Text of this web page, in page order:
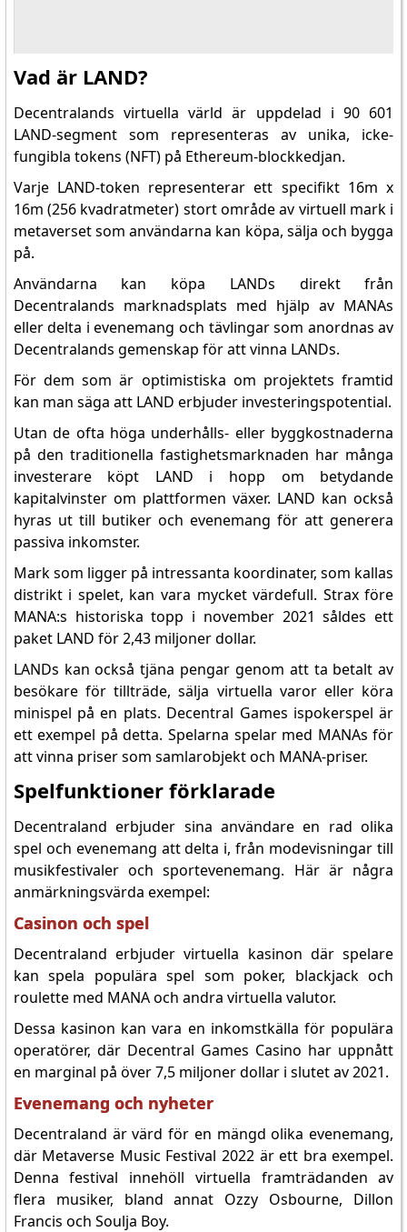
Vad är LAND?
Decentralands virtuella värld är uppdelad i 90 601
LAND-segment som representeras av unika, icke-
fungibla tokens (NFT) på Ethereum-blockkedjan.
Varje LAND-token representerar ett specifikt 16m x
16m (256 kvadratmeter) stort område av virtuell mark i
metaverset som användarna kan köpa, sälja och bygga
på.
Användarna kan köpa LANDs direkt från
Decentralands marknadsplats med hjälp av MANAs
eller delta i evenemang och tävlingar som anordnas av
Decentralands gemenskap för att vinna LANDs.
För dem som är optimistiska om projektets framtid
kan man säga att LAND erbjuder investeringspotential.
Utan de ofta höga underhålls- eller byggkostnaderna
på den traditionella fastighetsmarknaden har många
investerare köpt LAND i hopp om betydande
kapitalvinster om plattformen växer. LAND kan också
hyras ut till butiker och evenemang för att generera
passiva inkomster.
Mark som ligger på intressanta koordinater, som kallas
distrikt i spelet, kan vara mycket värdefull. Strax före
MANA:s historiska topp i november 2021 såldes ett
paket LAND för 2,43 miljoner dollar.
LANDs kan också tjäna pengar genom att ta betalt av
besökare för tillträde, sälja virtuella varor eller köra
minispel på en plats. Decentral Games ispokerspel är
ett exempel på detta. Spelarna spelar med MANAs för
att vinna priser som samlarobjekt och MANA-priser.
Spelfunktioner förklarade
Decentraland erbjuder sina användare en rad olika
spel och evenemang att delta i, från modevisningar till
musikfestivaler och sportevenemang. Här är några
anmärkningsvärda exempel:
Casinon och spel
Decentraland erbjuder virtuella kasinon där spelare
kan spela populära spel som poker, blackjack och
roulette med MANA och andra virtuella valutor.
Dessa kasinon kan vara en inkomstkälla för populära
operatörer, där Decentral Games Casino har uppnått
en marginal på över 7,5 miljoner dollar i slutet av 2021.
Evenemang och nyheter
Decentraland är värd för en mängd olika evenemang,
där Metaverse Music Festival 2022 är ett bra exempel.
Denna festival innehöll virtuella framträdanden av
flera musiker, bland annat Ozzy Osbourne, Dillon
Francis och Soulja Boy.